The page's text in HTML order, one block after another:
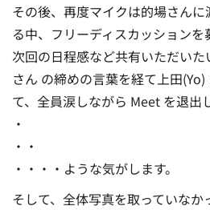
その後、再度マイクは的場さん
る中、フリーディスカッションを
次回の日程感など共有いただい
さん の締めの言葉を経て上田
て、全員涙しながら Meet を退出
・
・・
・・・・ような気がします。
そして、全体写真を取っていな